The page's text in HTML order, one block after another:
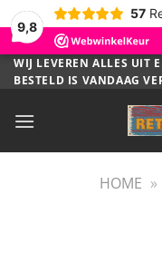
9,8
57
Ga
naar
WIJ LEVEREN ALLES UIT
BESTELD IS VANDAAG
HOME »